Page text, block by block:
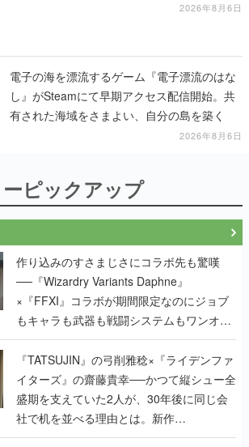
2026年8月6日
電子の海を漂流するゲーム『電子漂流のはな
し』がSteamにて早期アクセス配信開始。共
有された海域をさまよい、自分の島を築く
2026年8月6日
ピックアップ
作り込みのすさまじさにコラボ先も驚嘆
──『Wizardry Variants Daphne』
×『FFXI』コラボが期間限定なのにジョブ
もキャラも武器も戦闘システムもワンオフ
で作り込まれた理由を両ディレクターに聞
く
『TATSUJIN』の弓削雅稔×『ライデンファ
イターズ』の齋藤貴幸──かつて縦シュー全
盛期を支えていた2人が、30年後に同じ会
社で机を並べる理由とは。新作
『TATSUJIN EXTREME』で初タッグを組